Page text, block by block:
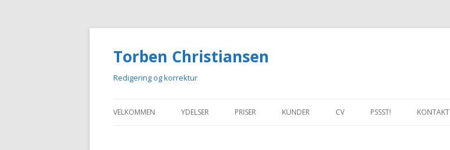
Torben Christiansen
Redigering og korrektur
VELKOMMEN YDELSER PRISER KUNDER CV PSSST! KONTAKT